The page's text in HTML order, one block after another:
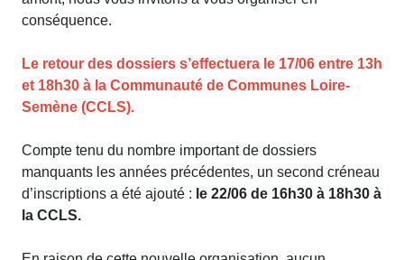
conséquence.
Le retour des dossiers s’effectuera le 17/06 entre 13h
et 18h30 à la Communauté de Communes Loire-
Semène (CCLS).
Compte tenu du nombre important de dossiers
manquants les années précédentes, un second créneau
d’inscriptions a été ajouté : le 22/06 de 16h30 à 18h30 à
la CCLS.